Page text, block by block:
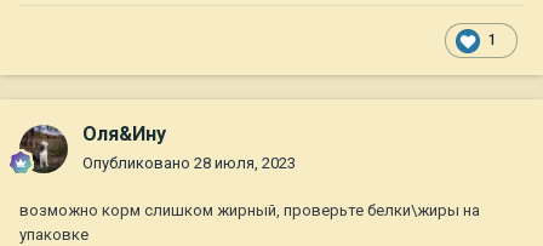
1
Оля&Ину
Опубликовано 28 июля, 2023
возможно корм слишком жирный, проверьте белки\жиры на
упаковке